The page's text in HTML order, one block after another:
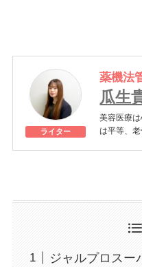
ライター
薬機法
瓜生
美容医療
は平等、老
タ注射、
ジャルプロスー